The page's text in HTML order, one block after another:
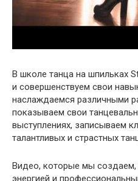
В школе танца на шпильках
и совершенствуем свои
наслаждаемся различными
показываем свои
выступлениях, записываем
талантливых и страстных
Видео, которые мы
энергией и